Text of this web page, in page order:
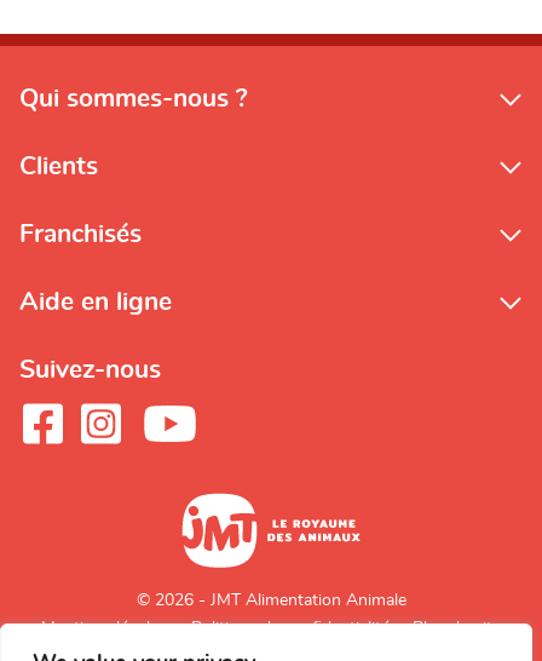
Qui sommes-nous ?
Clients
Franchisés
Aide en ligne
Suivez-nous
© 2026 - JMT Alimentation Animale
Mentions légales
Politique de confidentialité Plan du site